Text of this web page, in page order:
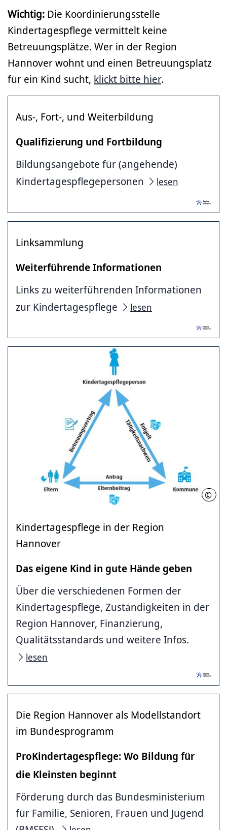
Wichtig: Die Koordinierungsstelle
Kindertagespflege vermittelt keine
Betreuungsplätze. Wer in der Region
Hannover wohnt und einen Betreuungsplatz
für ein Kind sucht, klickt bitte hier.
Aus-, Fort-, und Weiterbildung
Qualifizierung und Fortbildung
Bildungsangebote für (angehende)
Kindertagespflegepersonen
lesen
Linksammlung
Weiterführende Informationen
Links zu weiterführenden Informationen
zur Kindertagespflege
lesen
© RH
Kindertagespflege in der Region
Hannover
Das eigene Kind in gute Hände geben
Über die verschiedenen Formen der
Kindertagespflege, Zuständigkeiten in der
Region Hannover, Finanzierung,
Qualitätsstandards und weitere Infos.
lesen
Die Region Hannover als Modellstandort
im Bundesprogramm
ProKindertagespflege: Wo Bildung für
die Kleinsten beginnt
Förderung durch das Bundesministerium
für Familie, Senioren, Frauen und Jugend